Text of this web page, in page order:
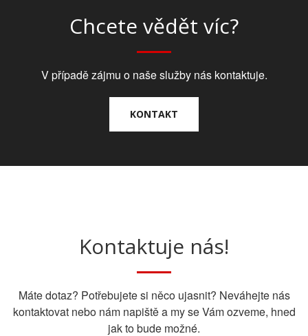
Chcete vědět víc?
V případě zájmu o naše služby nás kontaktuje.
KONTAKT
Kontaktuje nás!
Máte dotaz? Potřebujete si něco ujasnit? Neváhejte nás
kontaktovat nebo nám napiště a my se Vám ozveme, hned
jak to bude možné.